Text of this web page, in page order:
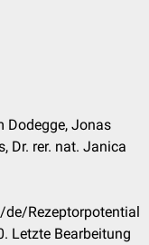
Dodegge, Jonas
Dr. rer. nat. Janica
Rezeptorpotential
Letzte Bearbeitung